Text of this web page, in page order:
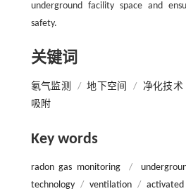
underground facility space and
safety.
关键词
氡气监测 / 地下空间 / 净化技术
吸附
Key words
radon gas monitoring /
technology / ventilation / activated